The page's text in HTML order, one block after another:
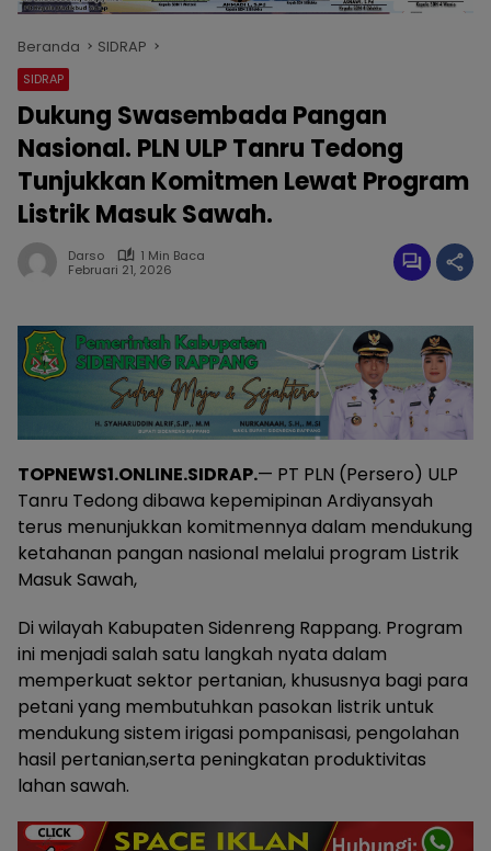
Beranda SIDRAP
SIDRAP
Dukung Swasembada Pangan
Nasional. PLN ULP Tanru Tedong
Tunjukkan Komitmen Lewat Program
Listrik Masuk Sawah.
Darso
1 Min Baca
Februari 21, 2026
TOPNEWS1.ONLINE.SIDRAP.— PT PLN (Persero) ULP
Tanru Tedong dibawa kepemipinan Ardiyansyah
terus menunjukkan komitmennya dalam mendukung
ketahanan pangan nasional melalui program Listrik
Masuk Sawah,
Di wilayah Kabupaten Sidenreng Rappang. Program
ini menjadi salah satu langkah nyata dalam
memperkuat sektor pertanian, khususnya bagi para
petani yang membutuhkan pasokan listrik untuk
mendukung sistem irigasi pompanisasi, pengolahan
hasil pertanian,serta peningkatan produktivitas
lahan sawah.